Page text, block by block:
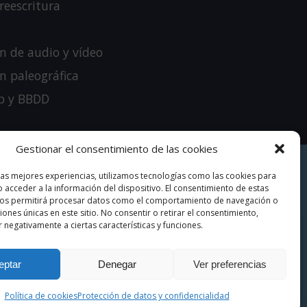
Gestionar el consentimiento de las cookies
mejores experiencias, utilizamos tecnologías como las cookies para
acceder a la información del dispositivo. El consentimiento de estas
permitirá procesar datos como el comportamiento de navegación o
únicas en este sitio. No consentir o retirar el consentimiento,
negativamente a ciertas características y funciones.
Denegar Ver preferencias
Política de cookiesProtección de datos y confidencialidad
de audio y vídeo
paleográfica
y BBDD
de datos y confidencialidad
de cookies (UE)
de calidad
por